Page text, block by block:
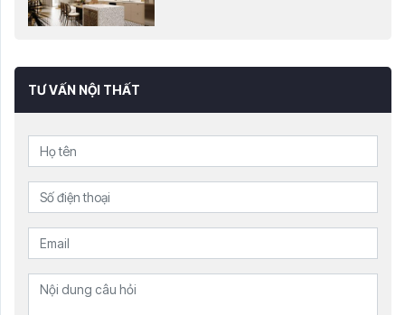
TƯ VẤN NỘI THẤT